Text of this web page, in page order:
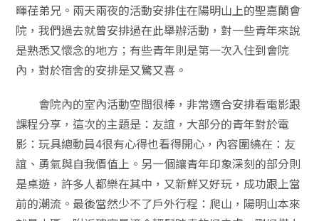
暉荏弟兄。兩天兩夜的活動安排住在陽明山上的聖嘉蘭會
院，我們過去就曾安排過在此舉辦活動，對一些青年來說
是熟悉又懷念的地方；有些青年則是第一次入住到會院
內，對於宿舍的安排是又驚又喜。
會院內的室內活動空間很棒，非常適合安排看電影跟
課程分享，這次的主題是：友誼，大部分的青年對於電
影：玩具總動員4很有心得也看得開心，內容圍繞在：友
誼、勇氣與自我價值上。另一個讓青年印象深刻的部分則
是桌遊，許多人都樂在其中，又新鮮又好玩，成功跟上當
前的潮流。最後當然少不了戶外行程：爬山，陽明山本來